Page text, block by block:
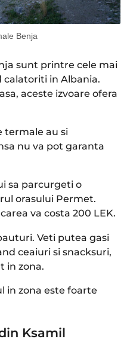
Benja
sunt printre cele mai
in Albania.
aceste izvoare ofera
termale au si
nu va pot garanta
sa parcurgeti o
orasului Permet.
va costa 200 LEK.
Veti putea gasi
ceaiuri si snacksuri,
in zona.
in zona este foarte
Ksamil